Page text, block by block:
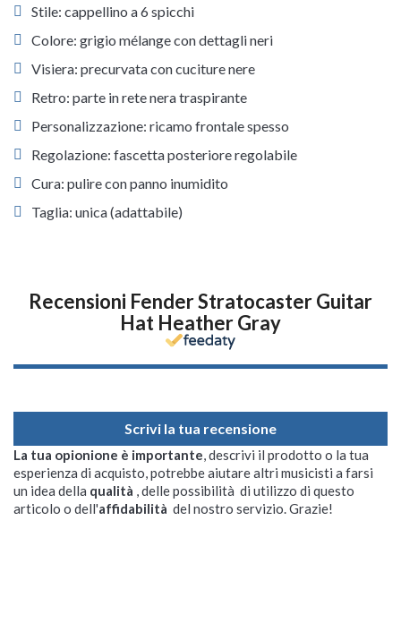
Stile: cappellino a 6 spicchi
Colore: grigio mélange con dettagli neri
Visiera: precurvata con cuciture nere
Retro: parte in rete nera traspirante
Personalizzazione: ricamo frontale spesso
Regolazione: fascetta posteriore regolabile
Cura: pulire con panno inumidito
Taglia: unica (adattabile)
Recensioni Fender Stratocaster Guitar
Hat Heather Gray
Scrivi la tua recensione
La tua opionione è importante, descrivi il prodotto o la tua
esperienza di acquisto, potrebbe aiutare altri musicisti a farsi
un idea della qualità , delle possibilità di utilizzo di questo
articolo o dell'affidabilità del nostro servizio. Grazie!